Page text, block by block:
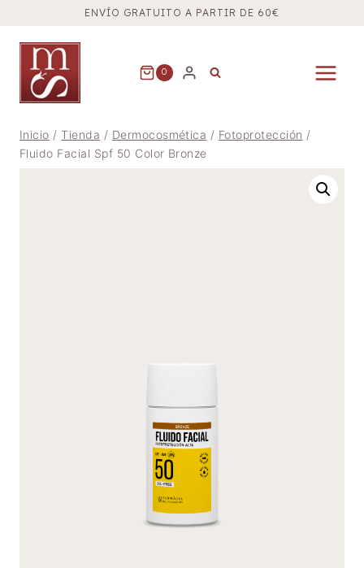
contenido
ENVÍO GRATUITO A PARTIR DE 60€
0
Inicio / Tienda / Dermocosmética / Fotoprotección /
Fluido Facial Spf 50 Color Bronze